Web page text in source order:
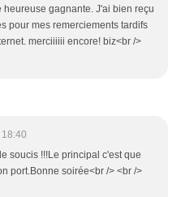
gagnante. J'ai bien reçu
pour mes remerciements tardifs
merciiiiii encore! biz<br />
soucis !!!Le principal c'est que
port.Bonne soirée<br /> <br />